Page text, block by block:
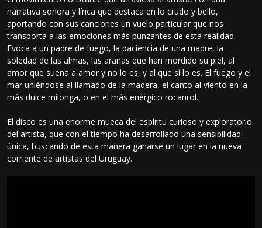
narrativa sonora y lírica que destaca en lo crudo y bello,
aportando con sus canciones un vuelo particular que nos
transporta a las emociones más punzantes de esta realidad.
Evoca a un padre de fuego, la paciencia de una madre, la
soledad de las almas, las arañas que han mordido su piel, al
amor que suena a amor y no lo es, y al que sí lo es. El fuego y el
mar uniéndose al llamado de la madera, el canto al viento en la
más dulce milonga, o en el más enérgico rocanrol.
El disco es una enorme mueca del espíritu curioso y exploratorio
del artista, que con el tiempo ha desarrollado una sensibilidad
única, buscando de esta manera ganarse un lugar en la nueva
corriente de artistas del Uruguay.